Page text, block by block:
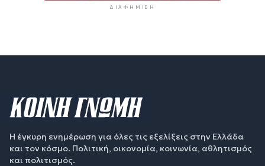
ΔΙΑΦΉΜΙΣΗ
Η έγκυρη ενημέρωση για όλες τις εξελίξεις στην Ελλάδα
και τον κόσμο. Πολιτική, οικονομία, κοινωνία, αθλητισμός
και πολιτισμός.